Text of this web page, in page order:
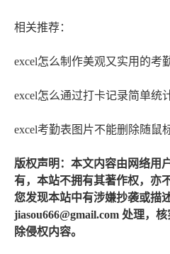
相关推荐：
excel怎么制作美观又实用的考
excel怎么通过打卡记录简单统
excel考勤表图片不能删除随鼠
版权声明：本文内容由网络用
有，本站不拥有其著作权，亦
您发现本站中有涉嫌抄袭或描
jiasou666@gmail.com 处理，
除侵权内容。